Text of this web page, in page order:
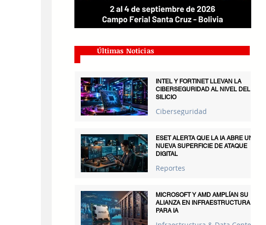
Últimas Noticias
INTEL Y FORTINET LLEVAN LA
CIBERSEGURIDAD AL NIVEL DEL
SILICIO
Ciberseguridad
ESET ALERTA QUE LA IA ABRE UNA
NUEVA SUPERFICIE DE ATAQUE
DIGITAL
Reportes
MICROSOFT Y AMD AMPLÍAN SU
ALIANZA EN INFRAESTRUCTURA
PARA IA